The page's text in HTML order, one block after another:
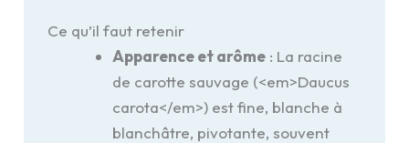
Ce qu’il faut retenir
Apparence et arôme: La racine
de carotte sauvage (<em>Daucus
carota</em>) est fine, blanche à
blanchâtre, pivotante, souvent